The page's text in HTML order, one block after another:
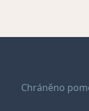
Chráněno